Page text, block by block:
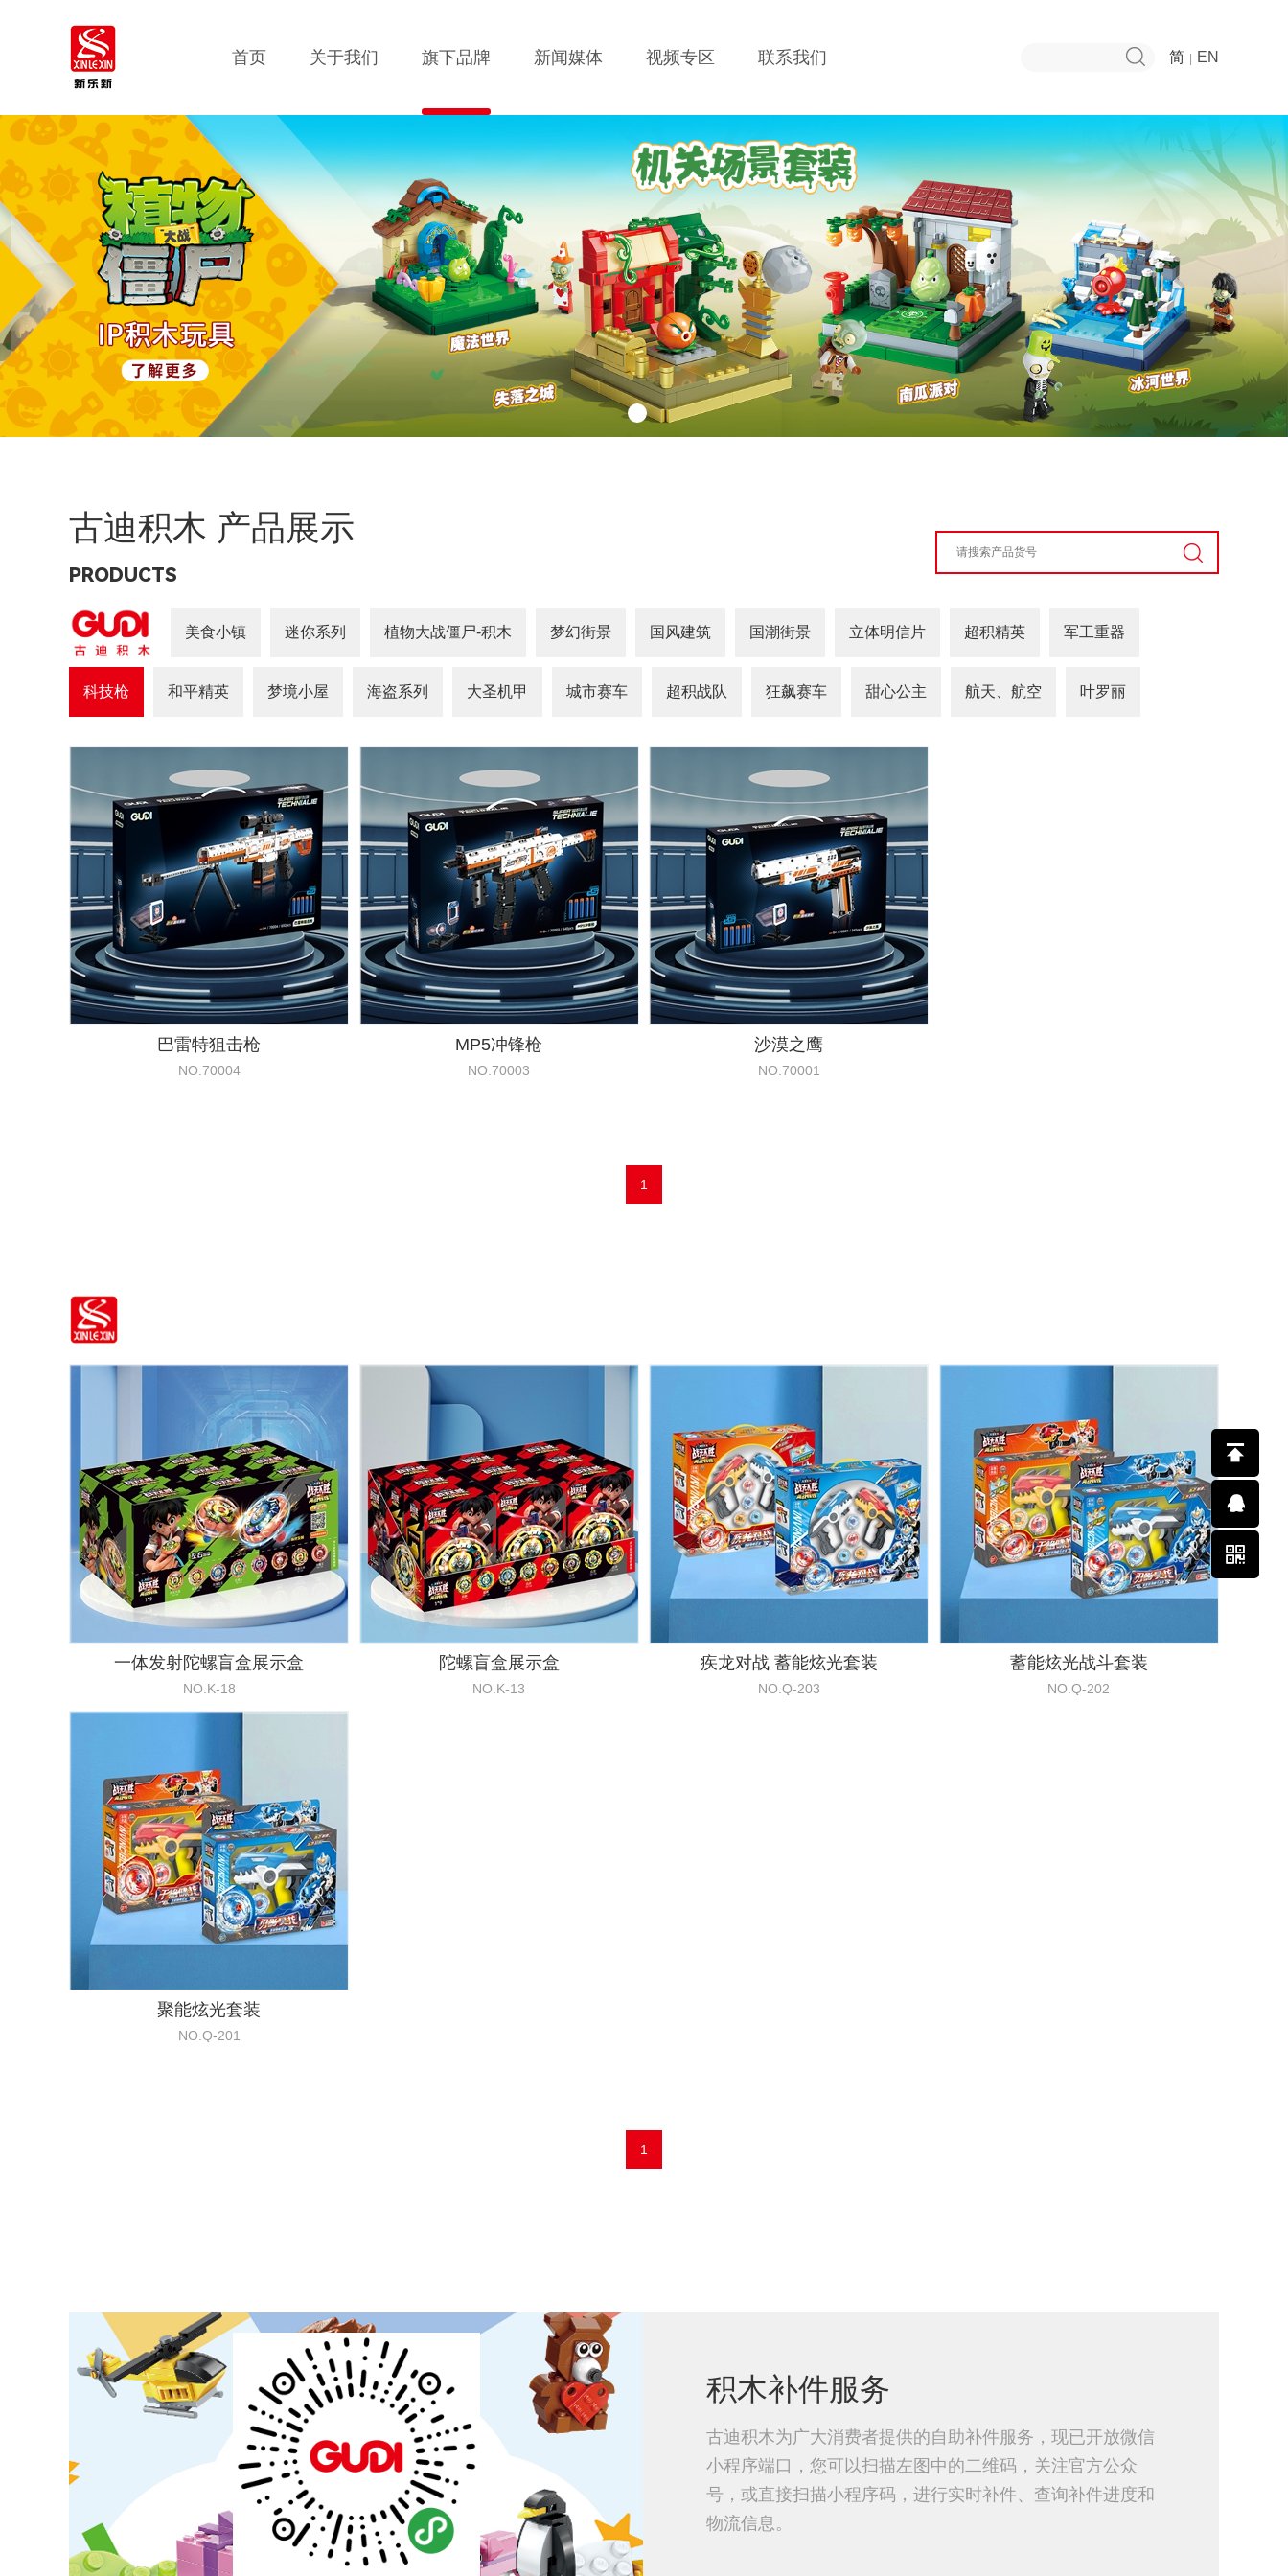
首页 关于我们 旗下品牌 新闻媒体 视频专区 联系我们 简 EN
古迪积木 产品展示
PRODUCTS
美食小镇 迷你系列 植物大战僵尸-积木 梦幻街景 国风建筑 国潮街景 立体明信片 超积精英 军工重器
科技枪 和平精英 梦境小屋 海盗系列 大圣机甲 城市赛车 超积战队 狂飙赛车 甜心公主 航天、航空 叶罗丽
巴雷特狙击枪
NO.70004
MP5冲锋枪
NO.70003
沙漠之鹰
NO.70001
1
一体发射陀螺盲盒展示盒
NO.K-18
陀螺盲盒展示盒
NO.K-13
疾龙对战 蓄能炫光套装
NO.Q-203
蓄能炫光战斗套装
NO.Q-202
聚能炫光套装
NO.Q-201
1
积木补件服务
古迪积木为广大消费者提供的自助补件服务，现已开放微信
小程序端口，您可以扫描左图中的二维码，关注官方公众
号，或直接扫描小程序码，进行实时补件、查询补件进度和
物流信息。